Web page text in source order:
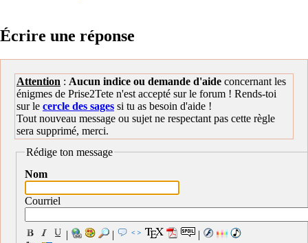
Écrire une réponse
Attention : Aucun indice ou demande d'aide concernant les
énigmes de Prise2Tete n'est accepté sur le forum ! Rends-toi
sur le cercle des sages si tu as besoin d'aide !
Tout nouveau message ou sujet ne respectant pas cette règle
sera supprimé, merci.
Rédige ton message
Nom
Courriel
| |
|